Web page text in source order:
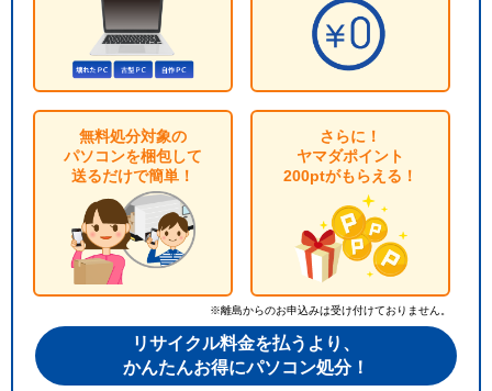
無料処分対象の
パソコンを梱包して
送るだけで簡単！
さらに！
ヤマダポイント
200ptがもらえる！
※離島からのお申込みは受け付けておりません。
リサイクル料金を払うより、
かんたんお得にパソコン処分！